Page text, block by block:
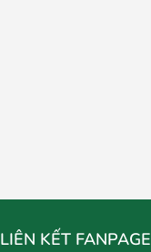
LIÊN KẾT FANPAGE